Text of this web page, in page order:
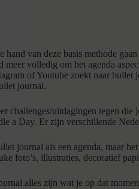
hand van deze basis methode
volledig om het agenda
of Youtube zoekt naar
journal.
challenges/uitdagingen tegen
a Day. Er zijn verschillende
journal als een agenda, maar
foto’s, illustraties, decoratief
alles zijn wat je op dat